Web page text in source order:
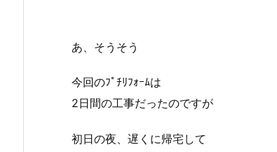
あ、そうそう
今回のﾌﾟﾁﾘﾌｫｰﾑは
2日間の工事だったのですが
初日の夜、遅くに帰宅して